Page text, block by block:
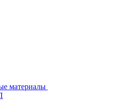
материалы